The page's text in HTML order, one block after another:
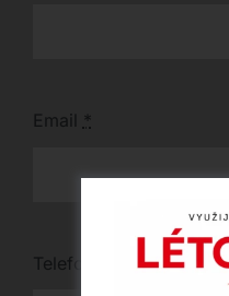
Email *
Telefon